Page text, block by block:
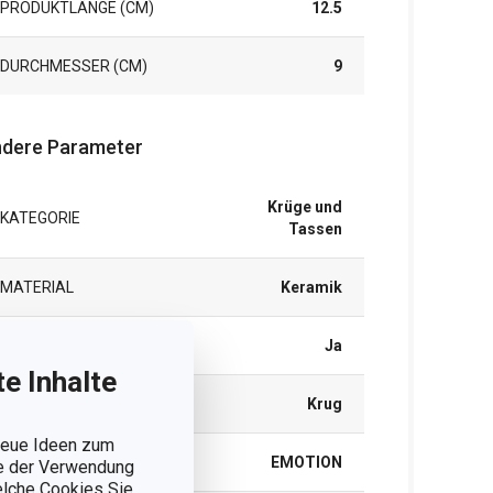
Inhalte
Ideen zum
der Verwendung
PRODUKTLÄNGE (CM) 12.5
DURCHMESSER (CM) 9
Parameter
KATEGORIE
Krüge und
Tassen
MATERIAL Keramik
Ja
Krug
PRODUKTLINIE EMOTION